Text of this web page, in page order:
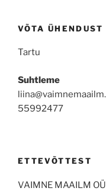
VÕTA ÜHENDUST
Tartu
Suhtleme
55992477
ETTEVÕTTEST
VAIMNE MAAILM